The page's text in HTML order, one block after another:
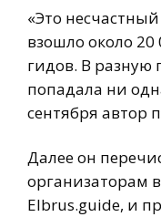
«Это
взошло около 20
гидов. В разную
попадала ни
сентября автор
Далее он
организаторам
Elbrus.guide, и